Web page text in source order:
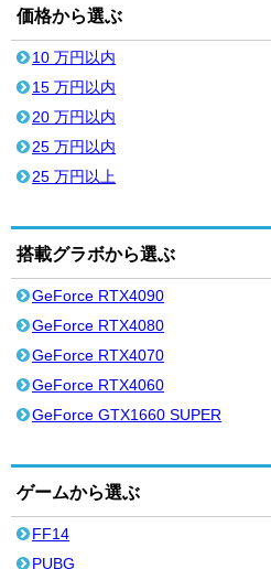
価格から選ぶ
10 万円以内
15 万円以内
20 万円以内
25 万円以内
25 万円以上
搭載グラボから選ぶ
GeForce RTX4090
GeForce RTX4080
GeForce RTX4070
GeForce RTX4060
GeForce GTX1660 SUPER
ゲームから選ぶ
FF14
PUBG